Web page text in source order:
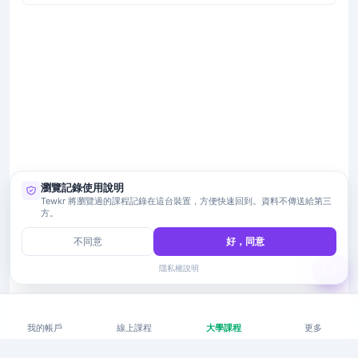
我的帳戶 線上課程 大學課程 更多
瀏覽記錄使用說明
Tewkr 將瀏覽過的課程記錄在這台裝置，方便快速回到。資料不傳送給第三
方。
不同意 好，同意
隱私權說明